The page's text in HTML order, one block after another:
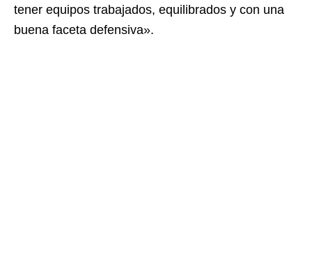
tener equipos trabajados, equilibrados y con una
buena faceta defensiva».